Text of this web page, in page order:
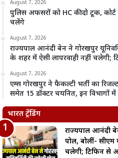
August 7, 2026
पुलिस अफसरों को HC की दो टूक,
चलेंगे
August 7, 2026
राज्यपाल आनंदी बेन ने गोरखपुर
के शहर में ऐसी लापरवाही नहीं चलेगी;
August 7, 2026
एम्स गोरखपुर ने फैकल्टी भर्ती का रिजल्ट
समेत 15 डॉक्टर चयनित, इन विभागों में
भारत ट्रेंडिंग
राज्यपाल आनंदी
पोल, बोलीं- सीएम
चलेगी; टिफिन से आ